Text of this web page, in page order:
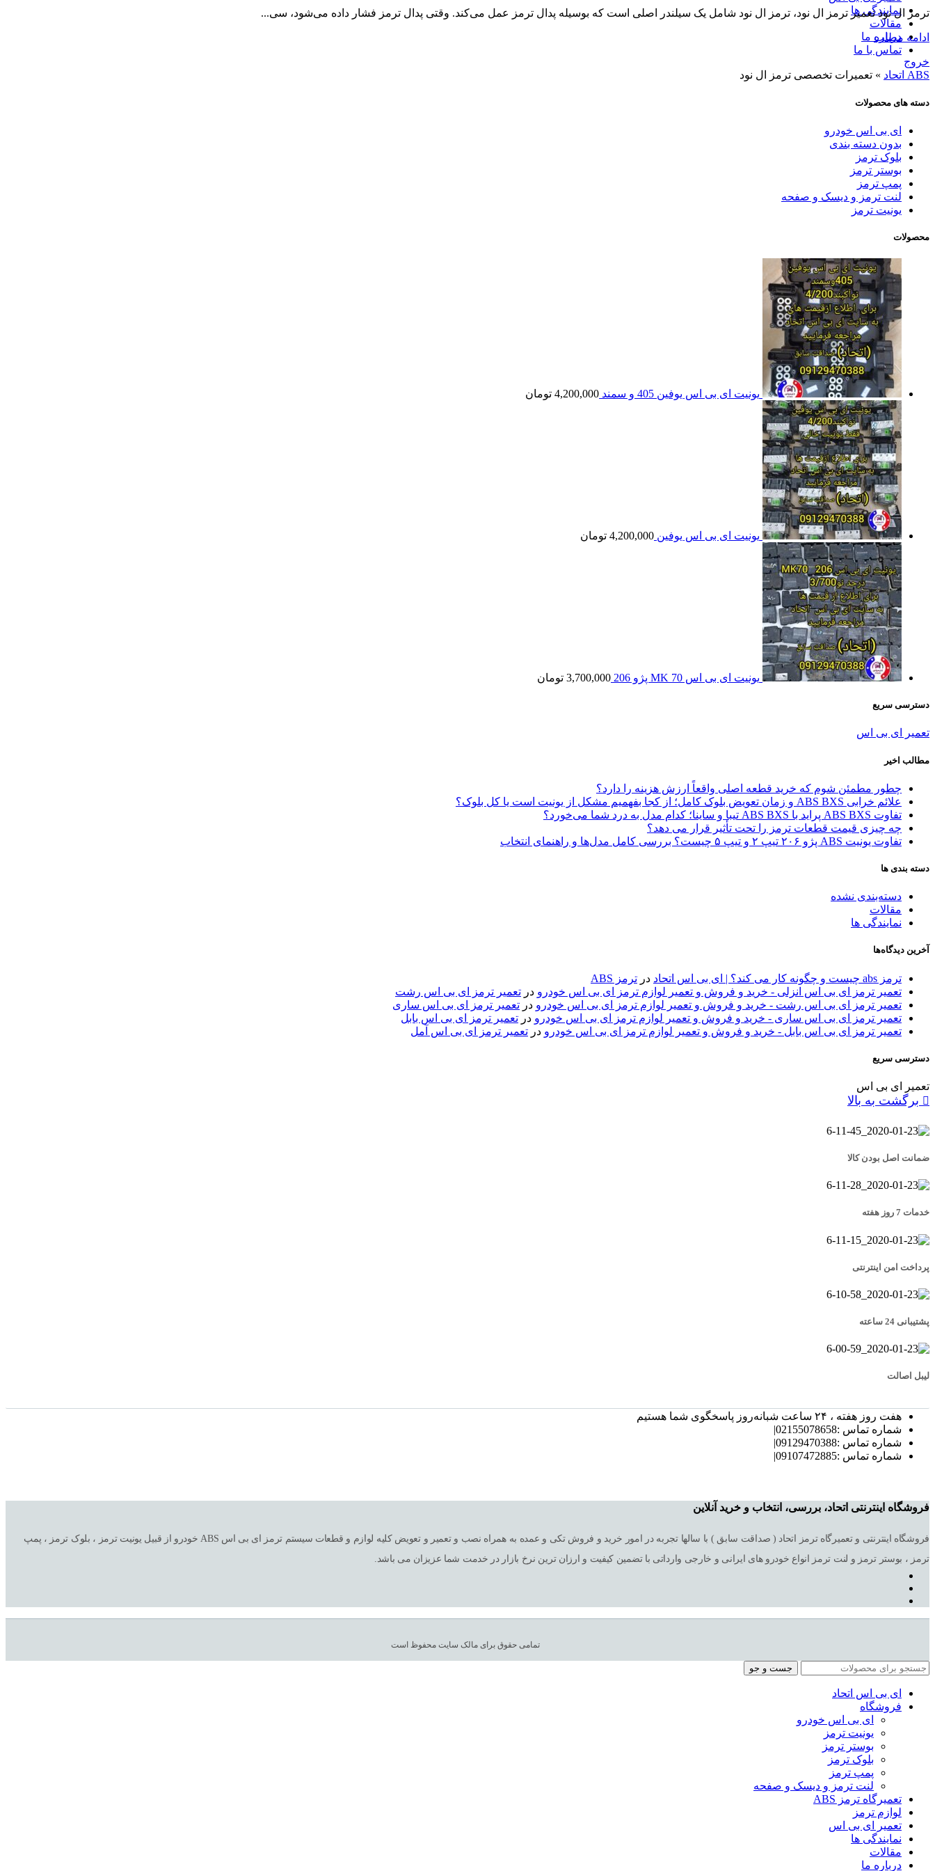
نمایندگی ها
مقالات
درباره ما
تماس با ما
ترمز ال نود تعمیر ترمز ال نود، ترمز ال نود شامل یک سیلندر اصلی است که بوسیله پدال ترمز عمل می‌کند. وقتی پدال ترمز فشار داده می‌شود، سی...
ادامه مطلب
خروج
ABS اتحاد
» تعمیرات تخصصی ترمز ال نود
دسته های محصولات
ای بی اس خودرو
بدون دسته بندی
بلوک ترمز
بوستر ترمز
پمپ ترمز
لنت ترمز و دیسک و صفحه
یونیت ترمز
محصولات
یونیت ای بی اس یوفین 405 و سمند 4,200,000 تومان
یونیت ای بی اس یوفین 4,200,000 تومان
یونیت ای بی اس MK 70 پژو 206 3,700,000 تومان
دسترسی سریع
تعمیر ای بی اس
مطالب اخیر
چطور مطمئن شوم که خرید قطعه اصلی واقعاً ارزش هزینه را دارد؟
علائم خرابی ABS BXS و زمان تعویض بلوک کامل؛ از کجا بفهمیم مشکل از یونیت است یا کل بلوک؟
تفاوت ABS BXS پراید با ABS BXS تیبا و ساینا؛ کدام مدل به درد شما می‌خورد؟
چه چیزی قیمت قطعات ترمز را تحت تأثیر قرار می دهد؟
تفاوت یونیت ABS پژو ۲۰۶ تیپ ۲ و تیپ ۵ چیست؟ بررسی کامل مدل‌ها و راهنمای انتخاب
دسته بندی ها
دسته‌بندی نشده
مقالات
نمایندگی ها
آخرین دیدگاه‌ها
ترمز abs چیست و چگونه کار می کند؟ | ای بی اس اتحاد در ترمز ABS
تعمیر ترمز ای بی اس انزلی - خرید و فروش و تعمیر لوازم ترمز ای بی اس خودرو در تعمیر ترمز ای بی اس رشت
تعمیر ترمز ای بی اس رشت - خرید و فروش و تعمیر لوازم ترمز ای بی اس خودرو در تعمیر ترمز ای بی اس ساری
تعمیر ترمز ای بی اس ساری - خرید و فروش و تعمیر لوازم ترمز ای بی اس خودرو در تعمیر ترمز ای بی اس بابل
تعمیر ترمز ای بی اس بابل - خرید و فروش و تعمیر لوازم ترمز ای بی اس خودرو در تعمیر ترمز ای بی اس آمل
دسترسی سریع
تعمیر ای بی اس
برگشت به بالا
ضمانت اصل بودن کالا
خدمات 7 روز هفته
پرداخت امن اینترنتی
پشتیبانی 24 ساعته
لیبل اصالت
هفت روز هفته ، ۲۴ ساعت شبانه‌روز پاسخگوی شما هستیم
شماره تماس :02155078658|
شماره تماس :09129470388|
شماره تماس :09107472885|
فروشگاه اینترنتی اتحاد، بررسی، انتخاب و خرید آنلاین
فروشگاه اینترنتی و تعمیرگاه ترمز اتحاد ( صداقت سابق ) با سالها تجربه در امور خرید و فروش تکی و عمده به همراه نصب و تعمیر و تعویض کلیه لوازم و قطعات سیستم ترمز ای بی اس ABS خودرو از قبیل یونیت ترمز ، بلوک ترمز ، پمپ
ترمز ، بوستر ترمز و لنت ترمز انواع خودرو های ایرانی و خارجی وارداتی با تضمین کیفیت و ارزان ترین نرخ بازار در خدمت شما عزیزان می باشد.
تمامی حقوق برای مالک سایت محفوظ است
جست و جو
ای بی اس اتحاد
فروشگاه
ای بی اس خودرو
یونیت ترمز
بوستر ترمز
بلوک ترمز
پمپ ترمز
لنت ترمز و دیسک و صفحه
تعمیرگاه ترمز ABS
لوازم ترمز
تعمیر ای بی اس
نمایندگی ها
مقالات
درباره ما